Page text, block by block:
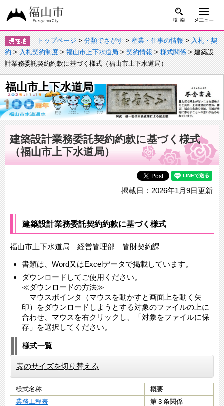
トップページ>分類でさがす>産業・仕事の情報>入札・契
約>入札契約制度>福山市上下水道局>契約情報>様式関係> 建築設
計業務委託契約約款に基づく様式（福山市上下水道局）
福山市上下水道局
建築設計業務委託契約約款に基づく様式
（福山市上下水道局）
掲載日：2026年1月9日更新
建築設計業務委託契約約款に基づく様式
福山市上下水道局 経営管理部 管財契約課
書類は、Word又はExcelデータで掲載しています。
ダウンロードしてご使用ください。
≪ダウンロードの方法≫
マウスポインタ（マウスを動かすと画面上を動く矢
印）をダウンロードしようとする対象のファイルの上に
合わせ、マウスを右クリックし、「対象をファイルに保
存」を選択してください。
様式一覧
表のサイズを切り替える
様式名称
概要
業務工程表
第３条関係